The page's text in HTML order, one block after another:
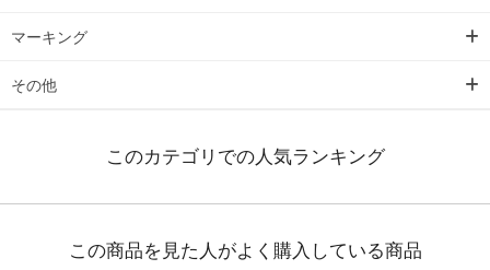
マーキング
その他